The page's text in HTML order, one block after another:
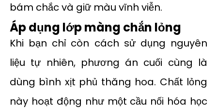
bám chắc và giữ màu vĩnh viễn.
Áp dụng lớp màng chắn lỏng
Khi bạn chỉ còn cách sử dụng nguyên
liệu tự nhiên, phương án cuối cùng là
dùng bình xịt phủ thăng hoa. Chất lỏng
này hoạt động như một cầu nối hóa học